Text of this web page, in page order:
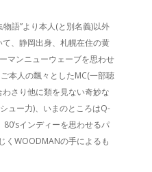
語”より本人(と別名義)以外
、静岡出身、札幌在住の黄
マンニューウェーブを思わせ
本人の飄々としたMC(一部聴
さり他に類を見ない奇妙な
ュー力)、いまのところはQ-
インディーを思わせるパ
WOODMANの手によるも